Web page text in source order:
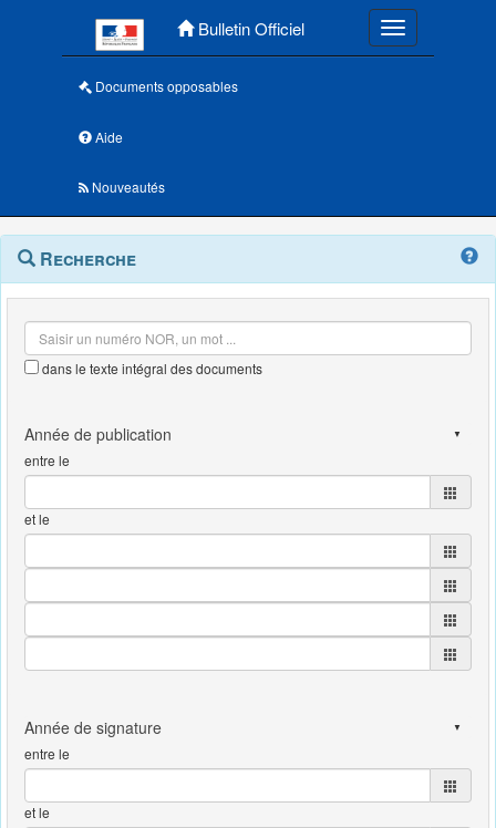
Bulletin Officiel Toggle
Documents opposables
Aide
Nouveautés
Navigation
outils
Menu
contextuel
Recherche
dans le texte intégral des documents
entre le
et le
entre le
et le